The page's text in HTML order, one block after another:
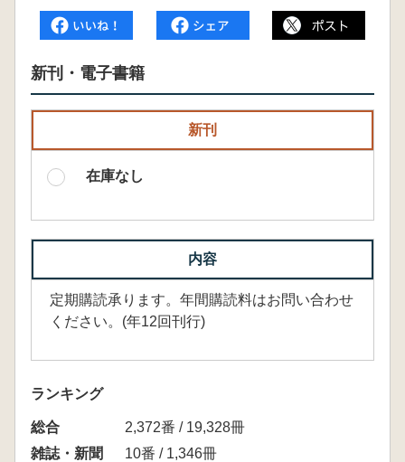
新刊・電子書籍
新刊
在庫なし
内容
定期購読承ります。年間購読料はお問い合わせ
ください。(年12回刊行)
ランキング
総合
2,372番 / 19,328冊
雑誌・新聞
10番 / 1,346冊